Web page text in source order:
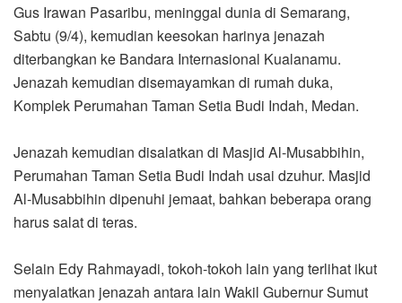
Gus Irawan Pasaribu, meninggal dunia di Semarang,
Sabtu (9/4), kemudian keesokan harinya jenazah
diterbangkan ke Bandara Internasional Kualanamu.
Jenazah kemudian disemayamkan di rumah duka,
Komplek Perumahan Taman Setia Budi Indah, Medan.
Jenazah kemudian disalatkan di Masjid Al-Musabbihin,
Perumahan Taman Setia Budi Indah usai dzuhur. Masjid
Al-Musabbihin dipenuhi jemaat, bahkan beberapa orang
harus salat di teras.
Selain Edy Rahmayadi, tokoh-tokoh lain yang terlihat ikut
menyalatkan jenazah antara lain Wakil Gubernur Sumut